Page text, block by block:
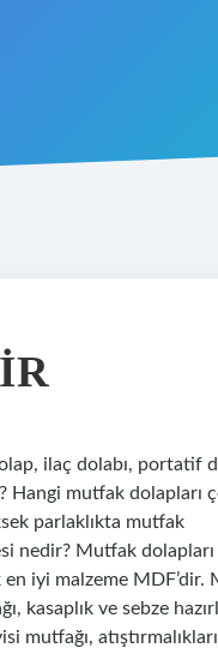
ilaç dolabı, portatif
Hangi mutfak dolapları
parlaklıkta mutfak
nedir? Mutfak
en iyi malzeme MDF’dir.
kasaplık ve sebze
mutfağı,